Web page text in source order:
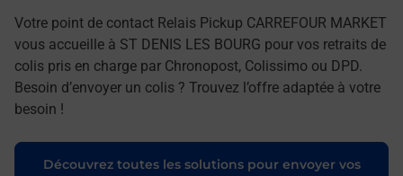
Votre point de contact Relais Pickup CARREFOUR MARKET
vous accueille à ST DENIS LES BOURG pour vos retraits de
colis pris en charge par Chronopost, Colissimo ou DPD.
Besoin d’envoyer un colis ? Trouvez l’offre adaptée à votre
besoin !
Découvrez toutes les solutions pour envoyer vos